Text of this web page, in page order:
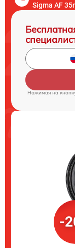
Sigma AF
Нажимая на
-